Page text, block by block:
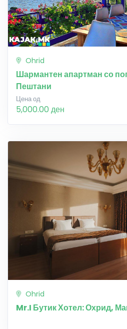
Ohrid
Шармантен апартман со
Пештани
Цена од
5,000.00 ден
Ohrid
Mr.I Бутик Хотел: Охрид,